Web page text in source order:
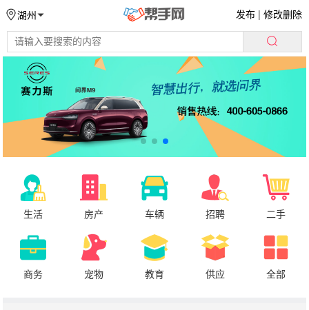
湖州 发布 |修改删除
生活 房产 车辆 招聘 二手
商务 宠物 教育 供应 全部